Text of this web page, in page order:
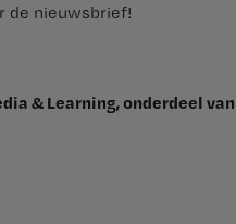
de nieuwsbrief!
& Learning, onderdeel van